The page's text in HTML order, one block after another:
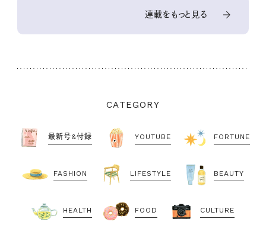
連載をもっと見る
CATEGORY
最新号&付録 YOUTUBE FORTUNE
FASHION LIFESTYLE BEAUTY
HEALTH FOOD CULTURE